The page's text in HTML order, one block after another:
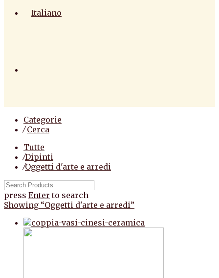
Categorie
⁄ Cerca
Tutte
⁄Dipinti
⁄Oggetti d'arte e arredi
press Enter to search
Showing “Oggetti d'arte e arredi”